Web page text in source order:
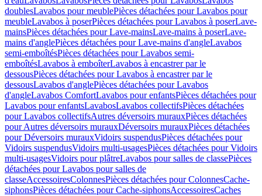
doublesLavabos pour meublePièces détachées pour Lavabos pour
meubleLavabos à poserPièces détachées pour Lavabos à poserLave-
mainsPièces détachées pour Lave-mainsLave-mains à poserLave-
mains d'anglePièces détachées pour Lave-mains d'angleLavabos
semi-emboîtésPièces détachées pour Lavabos semi-
emboîtésLavabos à emboîterLavabos à encastrer par le
dessousPièces détachées pour Lavabos à encastrer par le
dessousLavabos d'anglePièces détachées pour Lavabos
d'angleLavabos ComfortLavabos pour enfantsPièces détachées pour
Lavabos pour enfantsLavabosLavabos collectifsPièces détachées
pour Lavabos collectifsAutres déversoirs murauxPièces détachées
pour Autres déversoirs murauxDéversoirs murauxPièces détachées
pour Déversoirs murauxVidoirs suspendusPièces détachées pour
Vidoirs suspendusVidoirs multi-usagesPièces détachées pour Vidoirs
multi-usagesVidoirs pour plâtreLavabos pour salles de classePièces
détachées pour Lavabos pour salles de
classeAccessoiresColonnesPièces détachées pour ColonnesCache-
siphonsPièces détachées pour Cache-siphonsAccessoiresCaches